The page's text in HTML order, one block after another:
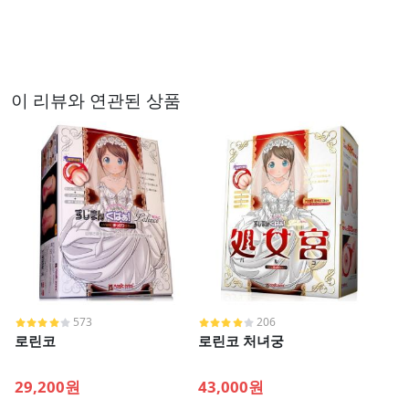
이 리뷰와 연관된 상품
573
로린코
29,200원
206
로린코 처녀궁
43,000원